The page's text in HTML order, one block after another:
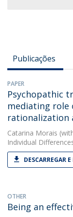
Publicações
PAPER
Psychopathic
mediating
rationalization
Catarina Morais
Individual
DESCARREGAR
OTHER
Being an